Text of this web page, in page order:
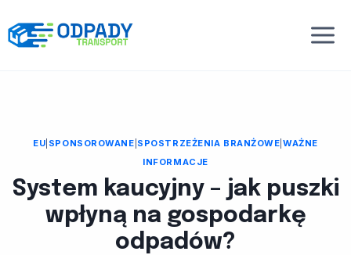
do
treści
EU SPONSOROWANE SPOSTRZEŻENIA BRANŻOWE |WAŻNE
INFORMACJE
System kaucyjny – jak puszki
wpłyną na gospodarkę
odpadów?